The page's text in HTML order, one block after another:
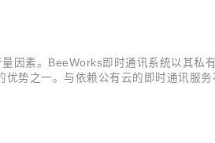
因素。BeeWorks即时通讯系统以其私
势之一。与依赖公有云的即时通讯服务